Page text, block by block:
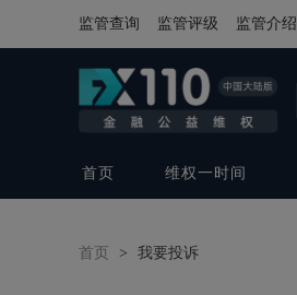
监管查询 监管评级 监管介绍
首页 维权一时间
首页 > 我要投诉